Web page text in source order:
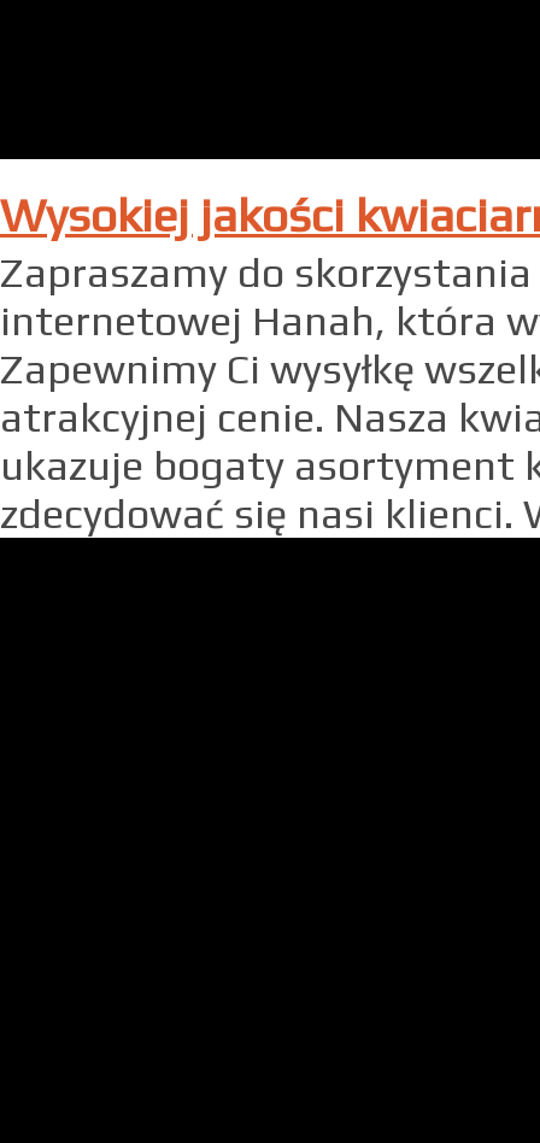
Wysokiej jakości
Zapraszamy do
internetowej Hanah, która
Zapewnimy Ci wysyłkę
atrakcyjnej cenie. Nasza
ukazuje bogaty asortyment
zdecydować się nasi klienci.